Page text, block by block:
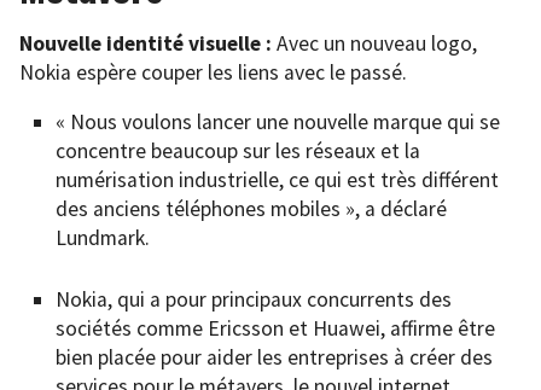
Nouvelle identité visuelle : Avec un nouveau logo,
Nokia espère couper les liens avec le passé.
« Nous voulons lancer une nouvelle marque qui se
concentre beaucoup sur les réseaux et la
numérisation industrielle, ce qui est très différent
des anciens téléphones mobiles », a déclaré
Lundmark.
Nokia, qui a pour principaux concurrents des
sociétés comme Ericsson et Huawei, affirme être
bien placée pour aider les entreprises à créer des